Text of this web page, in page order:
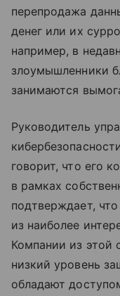
перепродажа
денег или их
например, в
злоумышленники
занимаются
Руководитель
говорит, что его
в рамках
подтверждает,
из наиболее
Компании из этой
низкий уровень
обладают